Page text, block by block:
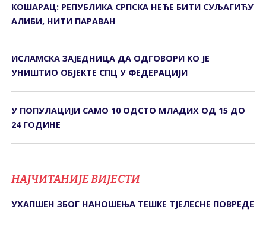
КОШАРАЦ: РЕПУБЛИКА СРПСКА НЕЋЕ БИТИ СУЉАГИЋУ
АЛИБИ, НИТИ ПАРАВАН
ИСЛАМСКА ЗАЈЕДНИЦА ДА ОДГОВОРИ КО ЈЕ
УНИШТИО ОБЈЕКТЕ СПЦ У ФЕДЕРАЦИЈИ
У ПОПУЛАЦИЈИ САМО 10 ОДСТО МЛАДИХ ОД 15 ДО
24 ГОДИНЕ
НАЈЧИТАНИЈЕ ВИЈЕСТИ
УХАПШЕН ЗБОГ НАНОШЕЊА ТЕШКЕ ТЈЕЛЕСНЕ ПОВРЕДЕ